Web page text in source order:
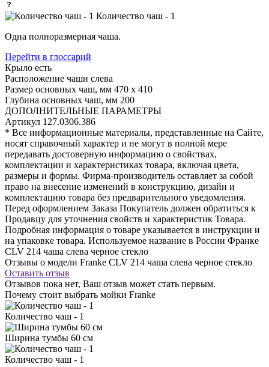
Количество чаш - 1
Одна полноразмерная чаша.
Перейти в глоссарий
Крыло есть
Расположение чаши слева
Размер основных чаш, мм 470 х 410
Глубина основных чаш, мм 200
ДОПОЛНИТЕЛЬНЫЕ ПАРАМЕТРЫ
Артикул 127.0306.386
* Все информационные материалы, представленные на Сайте,
носят справочный характер и не могут в полной мере
передавать достоверную информацию о свойствах,
комплектации и характеристиках товара, включая цвета,
размеры и формы. Фирма-производитель оставляет за собой
право на внесение изменений в конструкцию, дизайн и
комплектацию товара без предварительного уведомления.
Перед оформлением Заказа Покупатель должен обратиться к
Продавцу для уточнения свойств и характеристик Товара.
Подробная информация о товаре указывается в инструкции и
на упаковке товара. Используемое название в России Франке
CLV 214 чаша слева черное стекло
Отзывы о модели Franke CLV 214 чаша слева черное стекло
Оставить отзыв
Отзывов пока нет, Ваш отзыв может стать первым.
Почему стоит выбрать мойки Franke
Количество чаш - 1
Ширина тумбы 60 см
Количество чаш - 1